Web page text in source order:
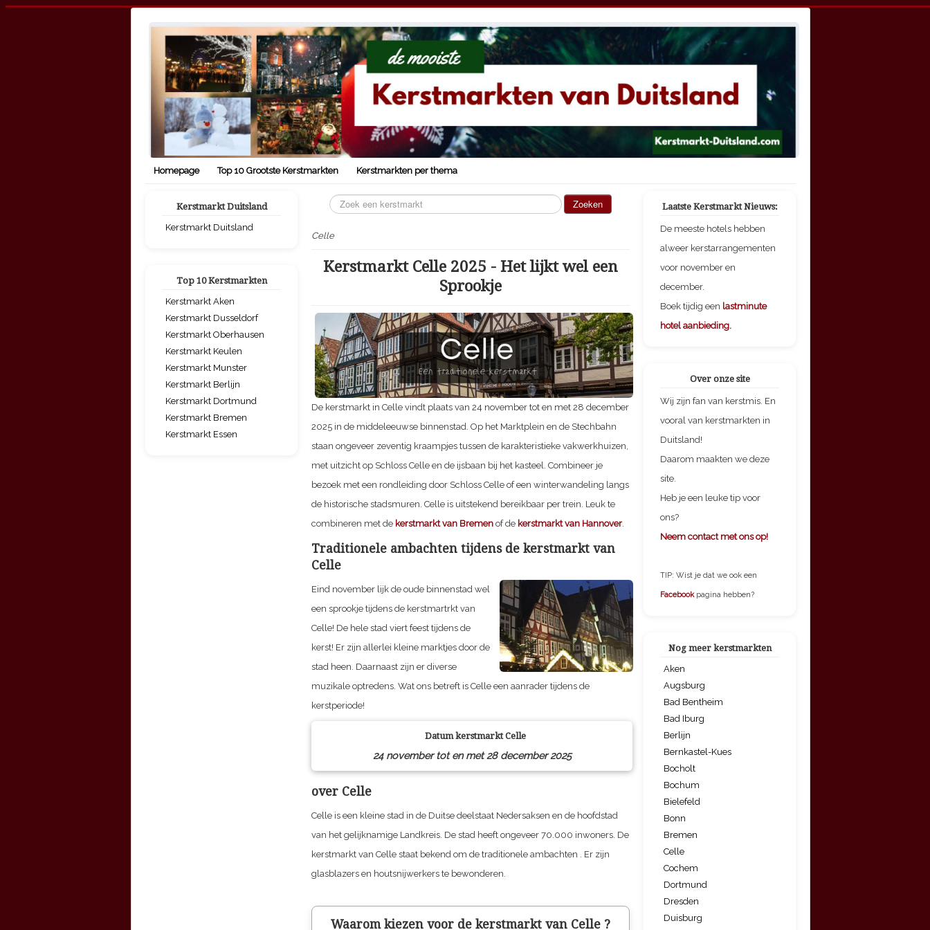
Homepage Top 10 Grootste Kerstmarkten Kerstmarkten per thema
Kerstmarkt Duitsland
Kerstmarkt Duitsland
Top 10 Kerstmarkten
Kerstmarkt Aken
Kerstmarkt Dusseldorf
Kerstmarkt Oberhausen
Kerstmarkt Keulen
Kerstmarkt Munster
Kerstmarkt Berlijn
Kerstmarkt Dortmund
Kerstmarkt Bremen
Kerstmarkt Essen
Zoeken... Zoeken
Celle
Kerstmarkt Celle 2025 - Het lijkt wel een
Sprookje
De kerstmarkt in Celle vindt plaats van 24 november tot en met 28 december
2025 in de middeleeuwse binnenstad. Op het Marktplein en de Stechbahn
staan ongeveer zeventig kraampjes tussen de karakteristieke vakwerkhuizen,
met uitzicht op Schloss Celle en de ijsbaan bij het kasteel. Combineer je
bezoek met een rondleiding door Schloss Celle of een winterwandeling langs
de historische stadsmuren. Celle is uitstekend bereikbaar per trein. Leuk te
combineren met de kerstmarkt van Bremen of de kerstmarkt van Hannover.
Traditionele ambachten tijdens de kerstmarkt van
Celle
Eind november lijk de oude binnenstad wel
een sprookje tijdens de kerstmartrkt van
Celle! De hele stad viert feest tijdens de
kerst! Er zijn allerlei kleine marktjes door de
stad heen. Daarnaast zijn er diverse
muzikale optredens. Wat ons betreft is Celle een aanrader tijdens de
kerstperiode!
Datum kerstmarktCelle
24 november tot en met 28 december 2025
over Celle
Celle is een kleine stad in de Duitse deelstaat Nedersaksen en de hoofdstad
van het gelijknamige Landkreis. De stad heeft ongeveer 70.000 inwoners. De
kerstmarkt van Celle staat bekend om de traditionele ambachten . Er zijn
glasblazers en houtsnijwerkers te bewonderen.
Waarom kiezen voor de kerstmarkt van Celle ?
Laatste Kerstmarkt Nieuws:
De meeste hotels hebben
alweer kerstarrangementen
voor november en
december.
Boek tijdig een lastminute
hotel aanbieding.
Over onze site
Wij zijn fan van kerstmis. En
vooral van kerstmarkten in
Duitsland!
Daarom maakten we deze
site.
Heb je een leuke tip voor
ons?
Neem contact met ons op!
TIP: Wist je dat we ook een
Facebook pagina hebben?
Nog meer kerstmarkten
Aken
Augsburg
Bad Bentheim
Bad Iburg
Berlijn
Bernkastel-Kues
Bocholt
Bochum
Bielefeld
Bonn
Bremen
Celle
Cochem
Dortmund
Dresden
Duisburg